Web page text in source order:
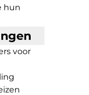
hun
voor